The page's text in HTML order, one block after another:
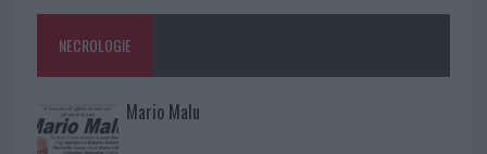
NECROLOGIE
Mario Malu